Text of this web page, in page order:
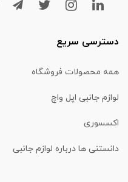
دسترسی سریع
همه محصولات فروشگاه
لوازم جانبی اپل واچ
اکسسوری
دانستنی ها درباره لوازم جانبی